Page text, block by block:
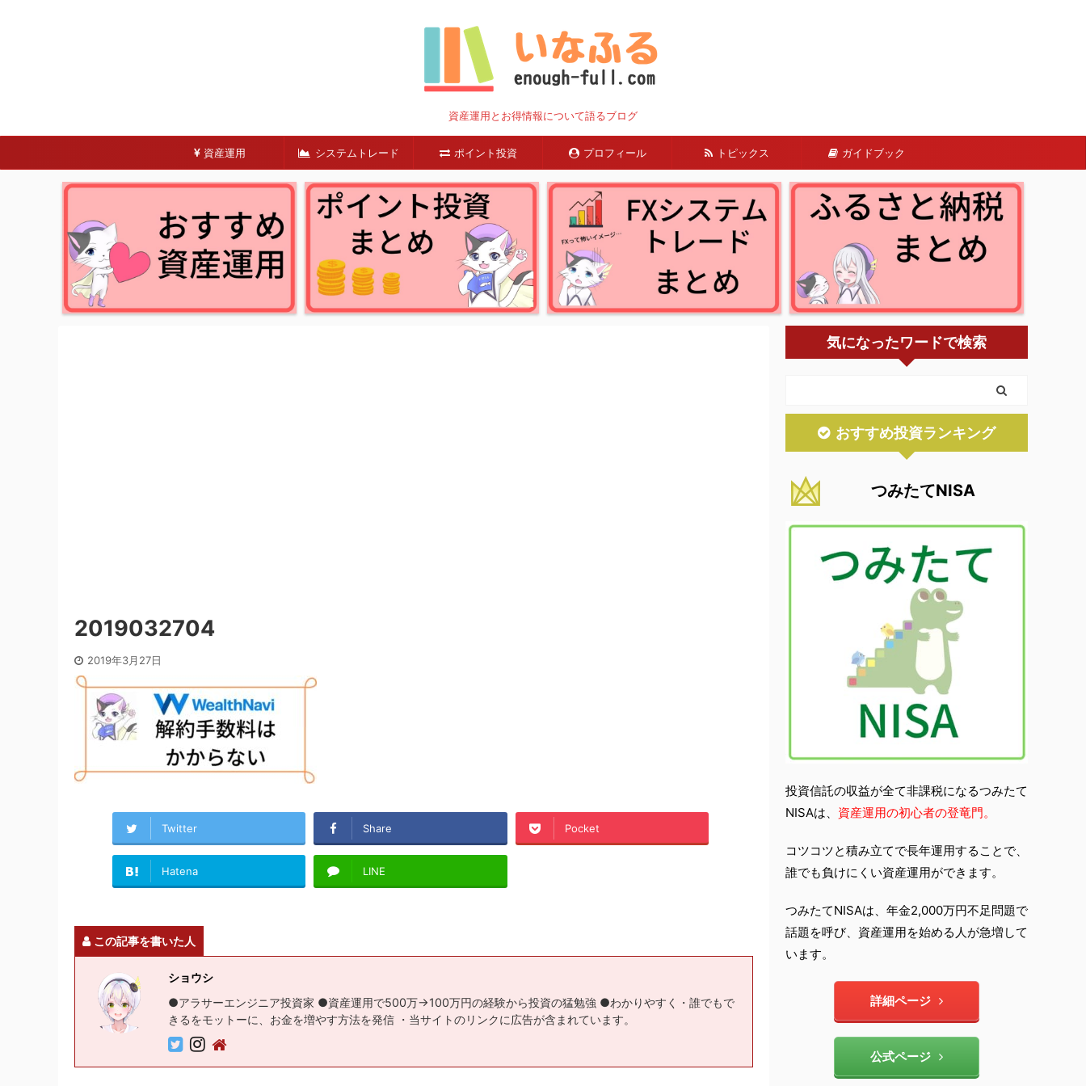
資産運用とお得情報について語るブログ
資産運用 システムトレード ポイント投資 プロフィール トピックス ガイドブック
2019032704
2019年3月27日
Twitter Share Pocket
Hatena LINE
この記事を書いた人
ショウシ
●アラサーエンジニア投資家 ●資産運用で500万→100万円の経験から投資の猛勉強 ●わかりやすく・誰でもで
きるをモットーに、お金を増やす方法を発信 ・当サイトのリンクに広告が含まれています。
気になったワードで検索
おすすめ投資ランキング
つみたてNISA
投資信託の収益が全て非課税になるつみたて
NISAは、 資産運用の初心者の登竜門。
コツコツと積み立てで長年運用することで、
誰でも負けにくい資産運用ができます。
つみたてNISAは、年金2,000万円不足問題で
話題を呼び、資産運用を始める人が急増して
います。
詳細ページ
公式ページ